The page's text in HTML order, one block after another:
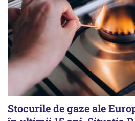
Stocurile de gaze ale